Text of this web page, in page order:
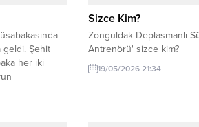
geldi. Şehit
her iki
67.
kalesine
Sizce Kim?
Zonguldak Deplasmanlı
Antrenörü' sizce kim?
19/05/2026 21:34